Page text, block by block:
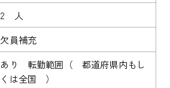
2 人
欠員補充
あり 転勤範囲（ 都道府県内もし
くは全国 ）